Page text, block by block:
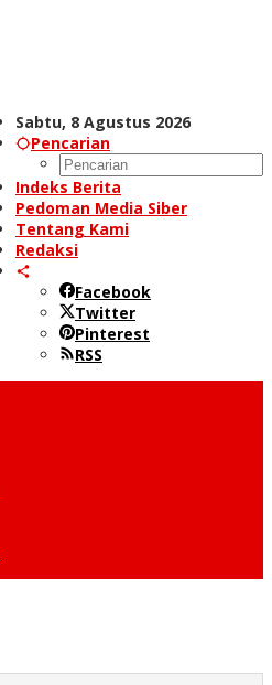
Sabtu, 8 Agustus 2026
Pencarian
Indeks Berita
Pedoman Media Siber
Tentang Kami
Redaksi
Facebook
Twitter
Pinterest
RSS